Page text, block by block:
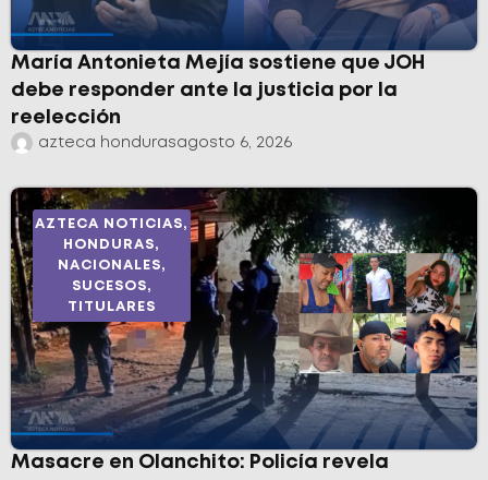
María Antonieta Mejía sostiene que JOH
debe responder ante la justicia por la
reelección
azteca hondurasagosto 6, 2026
AZTECA NOTICIAS,
HONDURAS,
NACIONALES,
SUCESOS,
TITULARES
Masacre en Olanchito: Policía revela